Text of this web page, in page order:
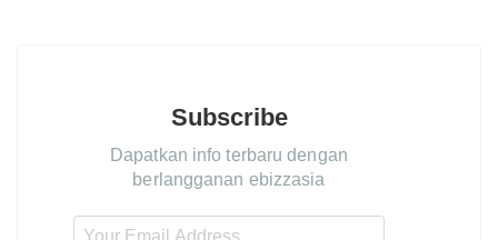
Subscribe
Dapatkan info terbaru dengan
berlangganan ebizzasia